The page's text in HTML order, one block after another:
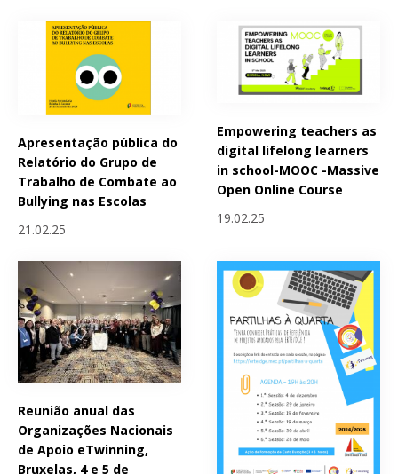
Apresentação pública do
Relatório do Grupo de
Trabalho de Combate ao
Bullying nas Escolas
21.02.25
Empowering teachers as
digital lifelong learners
in school-MOOC -Massive
Open Online Course
19.02.25
Reunião anual das
Organizações Nacionais
de Apoio eTwinning,
Bruxelas, 4 e 5 de
Páginas